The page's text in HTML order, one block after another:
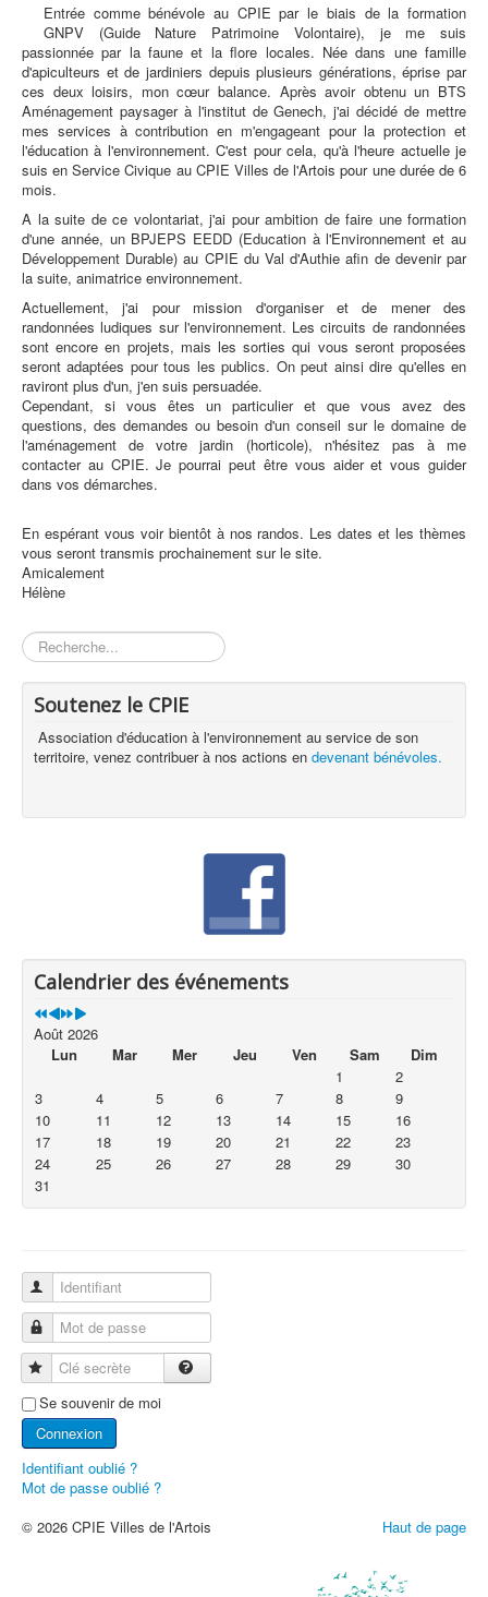
Entrée comme bénévole au CPIE par le biais de la formation
GNPV (Guide Nature Patrimoine Volontaire), je me suis
passionnée par la faune et la flore locales. Née dans une famille
d'apiculteurs et de jardiniers depuis plusieurs générations, éprise par
ces deux loisirs, mon cœur balance. Après avoir obtenu un BTS
Aménagement paysager à l'institut de Genech, j'ai décidé de mettre
mes services à contribution en m'engageant pour la protection et
l'éducation à l'environnement. C'est pour cela, qu'à l'heure actuelle je
suis en Service Civique au CPIE Villes de l'Artois pour une durée de 6
mois.
A la suite de ce volontariat, j'ai pour ambition de faire une formation
d'une année, un BPJEPS EEDD (Education à l'Environnement et au
Développement Durable) au CPIE du Val d'Authie afin de devenir par
la suite, animatrice environnement.
Actuellement, j'ai pour mission d'organiser et de mener des
randonnées ludiques sur l'environnement. Les circuits de randonnées
sont encore en projets, mais les sorties qui vous seront proposées
seront adaptées pour tous les publics. On peut ainsi dire qu'elles en
raviront plus d'un, j'en suis persuadée.
Cependant, si vous êtes un particulier et que vous avez des
questions, des demandes ou besoin d'un conseil sur le domaine de
l'aménagement de votre jardin (horticole), n'hésitez pas à me
contacter au CPIE. Je pourrai peut être vous aider et vous guider
dans vos démarches.
En espérant vous voir bientôt à nos randos. Les dates et les thèmes
vous seront transmis prochainement sur le site.
Amicalement
Hélène
Rechercher
Soutenez le CPIE
Association d'éducation à l'environnement au service de son
territoire, venez contribuer à nos actions en devenant bénévoles.
Calendrier des événements
Août 2026
Lun
Mar Mer Jeu Ven Sam
Dim
1
2
3
4 5 6 7 8
9
10
11 12 13 14 15
16
17
18 19 20 21 22
23
24
25 26 27 28 29
30
31
Identifiant
Mot de passe
Clé secrète
Se souvenir de moi
Connexion
Identifiant oublié ?
Mot de passe oublié ?
Haut de page
© 2026 CPIE Villes de l'Artois